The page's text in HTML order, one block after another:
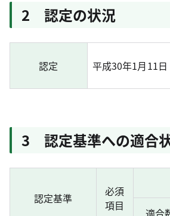
2 認定の状況
認定 平成30年1月11日
3 認定基準への適合
認定基準
必須
項目
適合